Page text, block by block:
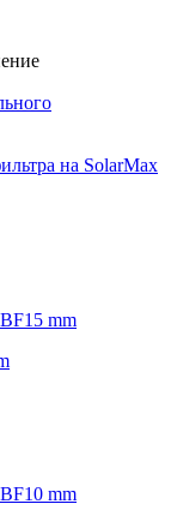
на SolarMax